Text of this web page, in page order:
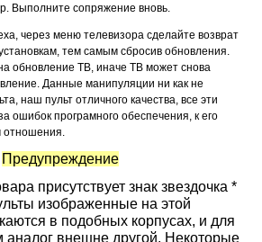
Выполните сопряжение вновь.
через меню телевизора сделайте возврат
тем самым сбросив обновления.
обновление ТВ, иначе ТВ может снова
Данные манипуляции ни как не
наш пульт отличного качества, все эти
ошибок програмного обеспечения, к его
отношения.
Предупреждение
присутствует знак звездочка *
изображенные на этой
в подобных корпусах, и для
аналог внешне другой. Некоторые